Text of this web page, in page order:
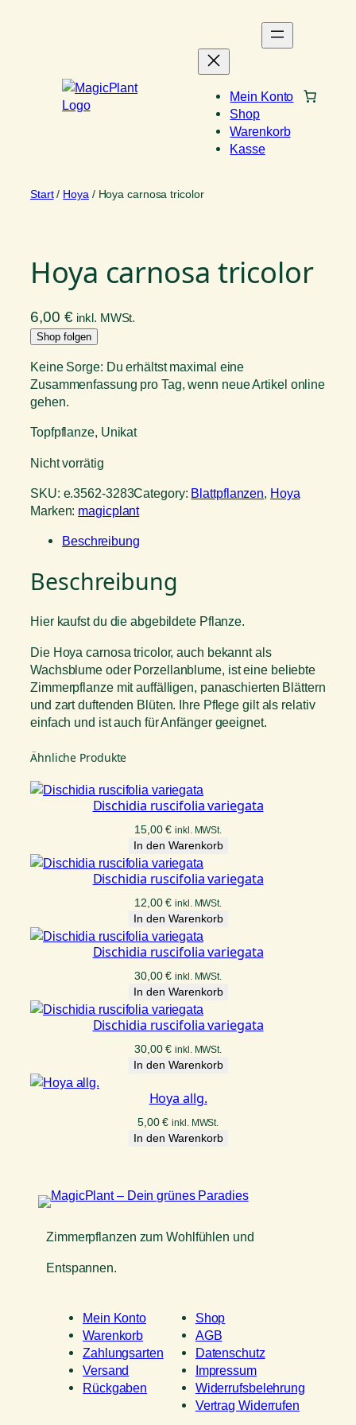
Mein Konto
Shop
Warenkorb
Kasse
Start/ Hoya / Hoya carnosa tricolor
Hoya carnosa tricolor
6,00 € inkl. MWSt.
Shop folgen
Keine Sorge: Du erhältst maximal eine
Zusammenfassung pro Tag, wenn neue Artikel online
gehen.
Topfpflanze, Unikat
Nicht vorrätig
SKU: e.3562-3283Category: Blattpflanzen, Hoya
Marken: magicplant
Beschreibung
Beschreibung
Hier kaufst du die abgebildete Pflanze.
Die Hoya carnosa tricolor, auch bekannt als
Wachsblume oder Porzellanblume, ist eine beliebte
Zimmerpflanze mit auffälligen, panaschierten Blättern
und zart duftenden Blüten. Ihre Pflege gilt als relativ
einfach und ist auch für Anfänger geeignet.
Ähnliche Produkte
Dischidia ruscifolia variegata
15,00€ inkl. MWSt.
In den Warenkorb
Dischidia ruscifolia variegata
12,00€ inkl. MWSt.
In den Warenkorb
Dischidia ruscifolia variegata
30,00€ inkl. MWSt.
In den Warenkorb
Dischidia ruscifolia variegata
30,00€ inkl. MWSt.
In den Warenkorb
Hoya allg.
5,00€ inkl. MWSt.
In den Warenkorb
Zimmerpflanzen zum Wohlfühlen und
Entspannen.
Mein Konto
Warenkorb
Zahlungsarten
Versand
Rückgaben
Shop
AGB
Datenschutz
Impressum
Widerrufsbelehrung
Vertrag Widerrufen